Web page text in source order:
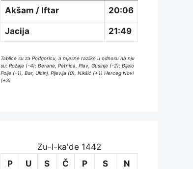
Akšam / Iftar 20:06
Jacija 21:49
Tablice su za Podgoricu, a mjesne razlike u odnosu na nju
su: Rožaje (-4); Berane, Petnica, Plav, Gusinje (-2); Bijelo
Polje (-1), Bar, Ulcinj, Pljevlja (0), Nikšić (+1) Herceg Novi
(+3)
Zu-l-ka'de 1442
P
U S Č P S N